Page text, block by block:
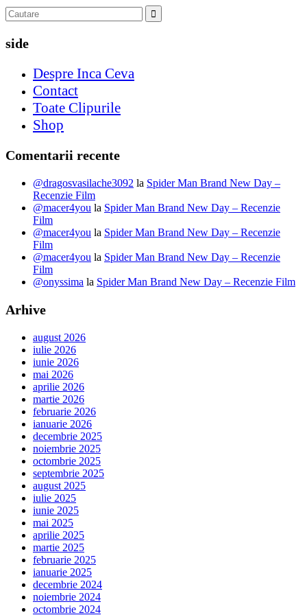
side
Despre Inca Ceva
Contact
Toate Clipurile
Shop
Comentarii recente
@dragosvasilache3092 la Spider Man Brand New Day –
Recenzie Film
@macer4you la Spider Man Brand New Day – Recenzie
Film
@macer4you la Spider Man Brand New Day – Recenzie
Film
@macer4you la Spider Man Brand New Day – Recenzie
Film
@onyssima la Spider Man Brand New Day – Recenzie Film
Arhive
august 2026
iulie 2026
iunie 2026
mai 2026
aprilie 2026
martie 2026
februarie 2026
ianuarie 2026
decembrie 2025
noiembrie 2025
octombrie 2025
septembrie 2025
august 2025
iulie 2025
iunie 2025
mai 2025
aprilie 2025
martie 2025
februarie 2025
ianuarie 2025
decembrie 2024
noiembrie 2024
octombrie 2024